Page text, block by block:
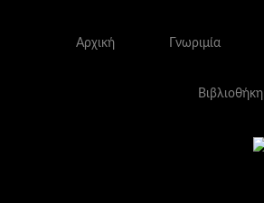
Αρχική Γνωριμία
Βιβλιοθήκη